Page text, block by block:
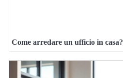
Come arredare un ufficio in casa?